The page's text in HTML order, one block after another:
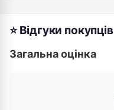
⭐ Відгуки покупців
Загальна оцінка